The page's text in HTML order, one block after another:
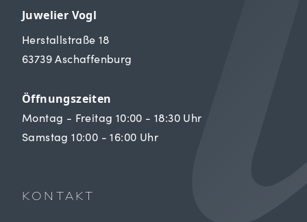
Juwelier Vogl
Herstallstraße 18
63739 Aschaffenburg
Öffnungszeiten
Montag - Freitag 10:00 - 18:30 Uhr
Samstag 10:00 - 16:00 Uhr
KONTAKT